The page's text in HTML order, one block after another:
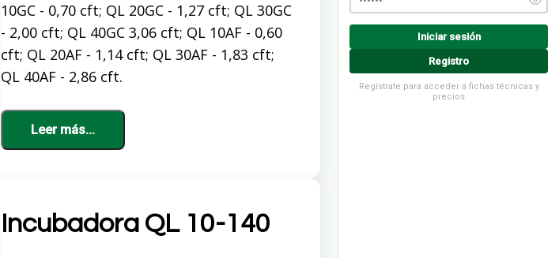
10GC - 0,70 cft; QL 20GC - 1,27 cft; QL 30GC
- 2,00 cft; QL 40GC 3,06 cft; QL 10AF - 0,60
cft; QL 20AF - 1,14 cft; QL 30AF - 1,83 cft;
QL 40AF - 2,86 cft.
Leer más...
Incubadora QL 10-140
Iniciar sesión
Registro
Regístrate para acceder a fichas técnicas y
precios